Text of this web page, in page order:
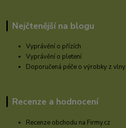
Nejčtenější na blogu
Vyprávění o přízích
Vyprávění o pletení
Doporučená péče o výrobky z vlny
Recenze a hodnocení
Recenze obchodu na Firmy.cz